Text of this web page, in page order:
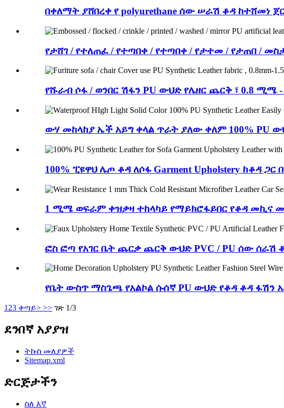
በቀለማት ያሸበረቀ የ polyurethane ሰው ሠራሽ ቆዳ ከተሸመነ
የታሸገ / የተለጠፈ / የተጣበቀ / የተጣበቀ / የታተመ / የታጠበ /
የሹራብ ሶፋ / ወንበር ሽፋን PU ውህድ የሌዘር ጨርቅ ፣ 0.8
ውሃ መከላከያ ኤች አይግ ቀላል ጥራት ያለው ቀለም 100% PU
100% ፒዩዋህ ሌጦ ቆዳ ለሶፋ Garment Upholstery ከቆዳ
1 ሚሜ ወፍራም ቀዝቃዛ ተከላካይ የማይክሮፋይበር የቆዳ መኪና
ፎስ ፎጣ የአገር ቤት ጨርቃ ጨርቅ ውህድ PVC / PU ሰው ሰራሽ
የቤት ውስጥ ማስጌጫ የአልኮል ሱሰኛ PU ውህድ የቆዳ ቆዳ ፋሽን
1 23 ቀጣይ> >> ገጽ 1/3
ደንበኛ አያያዝ
ትኩስ መለያዎች
Sitemap.xml
ድርጅታችን
ስለ እኛ